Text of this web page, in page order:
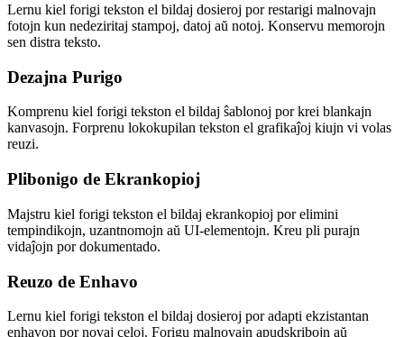
Lernu kiel forigi tekston el bildaj dosieroj por restarigi malnovajn
fotojn kun nedeziritaj stampoj, datoj aŭ notoj. Konservu memorojn
sen distra teksto.
Dezajna Purigo
Komprenu kiel forigi tekston el bildaj ŝablonoj por krei blankajn
kanvasojn. Forprenu lokokupilan tekston el grafikaĵoj kiujn vi volas
reuzi.
Plibonigo de Ekrankopioj
Majstru kiel forigi tekston el bildaj ekrankopioj por elimini
tempindikojn, uzantnomojn aŭ UI-elementojn. Kreu pli purajn
vidaĵojn por dokumentado.
Reuzo de Enhavo
Lernu kiel forigi tekston el bildaj dosieroj por adapti ekzistantan
enhavon por novaj celoj. Forigu malnovajn apudskribojn aŭ